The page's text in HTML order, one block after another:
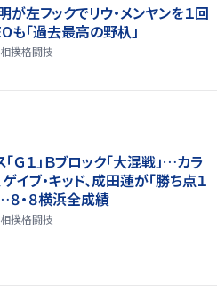
が左フックでリウ・メンヤンを１回
も「過去最高の野杁」
相撲格闘技
Ｇ１」Ｂブロック「大混戦」…カラ
イブ・キッド、成田蓮が「勝ち点１
８・８横浜全成績
相撲格闘技